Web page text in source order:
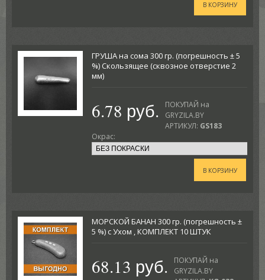
В КОРЗИНУ
ГРУША на сома 300 гр. (погрешность ± 5
%) Скользящее (сквозное отверстие 2
мм)
6.78 руб.
ПОКУПАЙ на
GRYZILA.BY
АРТИКУЛ: GS183
Окрас:
В КОРЗИНУ
МОРСКОЙ БАНАН 300 гр. (погрешность ±
5 %) с Ухом , КОМПЛЕКТ 10 ШТУК
68.13 руб.
ПОКУПАЙ на
GRYZILA.BY